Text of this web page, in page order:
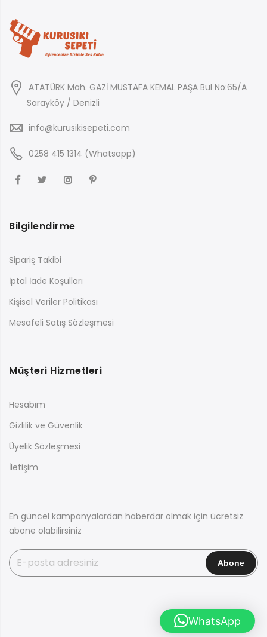
ATATÜRK Mah. GAZİ MUSTAFA KEMAL PAŞA Bul No:65/A
Sarayköy / Denizli
info@kurusikisepeti.com
0258 415 1314 (Whatsapp)
Bilgilendirme
Sipariş Takibi
İptal İade Koşulları
Kişisel Veriler Politikası
Mesafeli Satış Sözleşmesi
Müşteri Hizmetleri
Hesabım
Gizlilik ve Güvenlik
Üyelik Sözleşmesi
İletişim
En güncel kampanyalardan haberdar olmak için ücretsiz
abone olabilirsiniz
WhatsApp